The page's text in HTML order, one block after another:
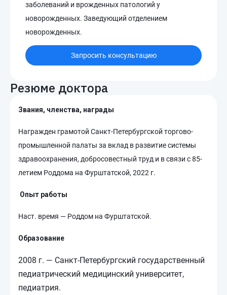
заболеваний и врожденных патологий у
новорожденных. Заведующий отделением
новорожденных.
Запросить консультацию
Резюме доктора
Звания, членства, награды
Награжден грамотой Санкт-Петербургской торгово-
промышленной палаты за вклад в развитие системы
здравоохранения, добросовестный труд и в связи с 85-
летием Роддома на Фурштатской, 2022 г.
Опыт работы
Наст. время — Роддом на Фурштатской.
Образование
2008 г. — Санкт-Петербургский государственный
педиатрический медицинский университет,
педиатрия.